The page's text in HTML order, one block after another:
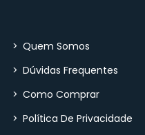
> Quem Somos
> Dúvidas Frequentes
> Como Comprar
> Política De Privacidade